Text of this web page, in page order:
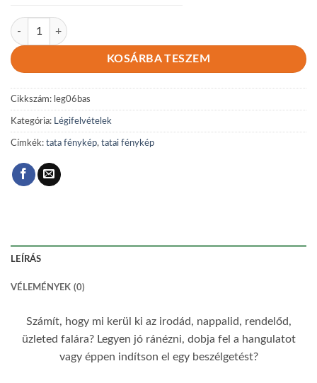
Légi 06 mennyiség
KOSÁRBA TESZEM
Cikkszám: leg06bas
Kategória: Légifelvételek
Címkék: tata fénykép, tatai fénykép
LEÍRÁS
VÉLEMÉNYEK (0)
Számít, hogy mi kerül ki az irodád, nappalid, rendelőd,
üzleted falára? Legyen jó ránézni, dobja fel a hangulatot
vagy éppen indítson el egy beszélgetést?